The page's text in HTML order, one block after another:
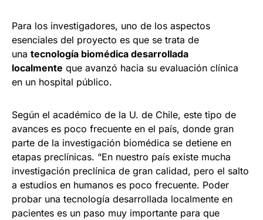
Para los investigadores, uno de los aspectos
esenciales del proyecto es que se trata de
una tecnología biomédica desarrollada
localmente que avanzó hacia su evaluación clínica
en un hospital público.
Según el académico de la U. de Chile, este tipo de
avances es poco frecuente en el país, donde gran
parte de la investigación biomédica se detiene en
etapas preclínicas. “En nuestro país existe mucha
investigación preclínica de gran calidad, pero el salto
a estudios en humanos es poco frecuente. Poder
probar una tecnología desarrollada localmente en
pacientes es un paso muy importante para que